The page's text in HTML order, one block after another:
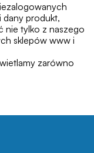
dany produkt,
nie tylko z naszego
sklepów www i
zarówno